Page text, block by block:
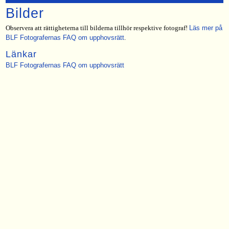
Bilder
Observera att rättigheterna till bilderna tillhör respektive fotograf!
Läs mer på
BLF Fotografernas FAQ om upphovsrätt
Länkar
BLF Fotografernas FAQ om upphovsrätt